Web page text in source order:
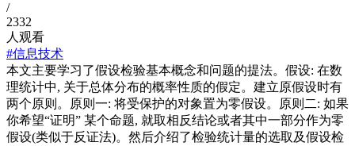
/
2332
人观看
#信息技术
本文主要学习了假设检验基本概念和问题的提法。假设: 在数
理统计中, 关于总体分布的概率性质的假定。建立原假设时有
两个原则。原则一: 将受保护的对象置为零假设。原则二: 如果
你希望“证明” 某个命题, 就取相反结论或者其中一部分作为零
假设(类似于反证法)。然后介绍了检验统计量的选取及假设检